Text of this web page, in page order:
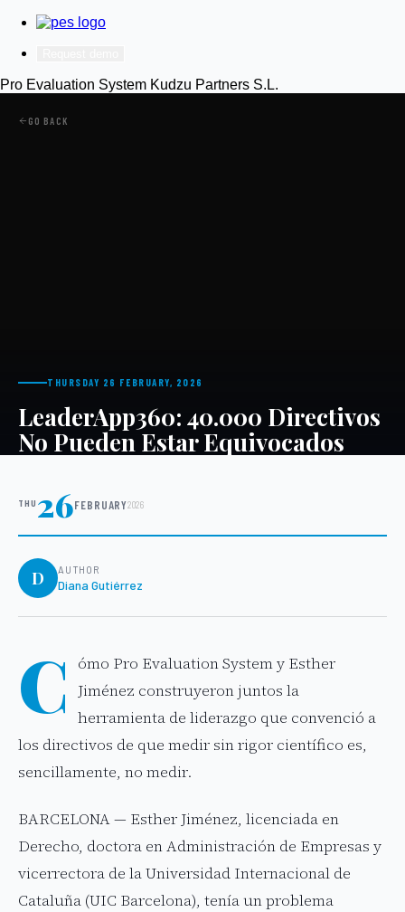
Pro Evaluation System Kudzu Partners S.L.
GO BACK
THURSDAY 26 FEBRUARY, 2026
LeaderApp360: 40.000 Directivos
No Pueden Estar Equivocados
THU 26FEBRUARY2026
D AUTHOR
Diana Gutiérrez
C
ómo Pro Evaluation System y Esther
Jiménez construyeron juntos la
herramienta de liderazgo que convenció a
los directivos de que medir sin rigor científico es,
sencillamente, no medir.
BARCELONA — Esther Jiménez, licenciada en
Derecho, doctora en Administración de Empresas y
vicerrectora de la Universidad Internacional de
Cataluña (UIC Barcelona), tenía un problema